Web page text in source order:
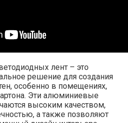
лент – это
решение для создания
особенно в помещениях,
Эти алюминиевые
высоким качеством,
а также позволяют